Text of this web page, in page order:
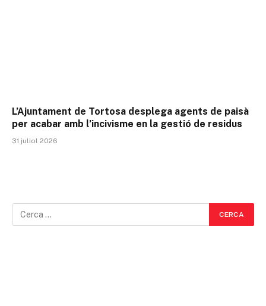
L’Ajuntament de Tortosa desplega agents de paisà
per acabar amb l’incivisme en la gestió de residus
31 juliol 2026